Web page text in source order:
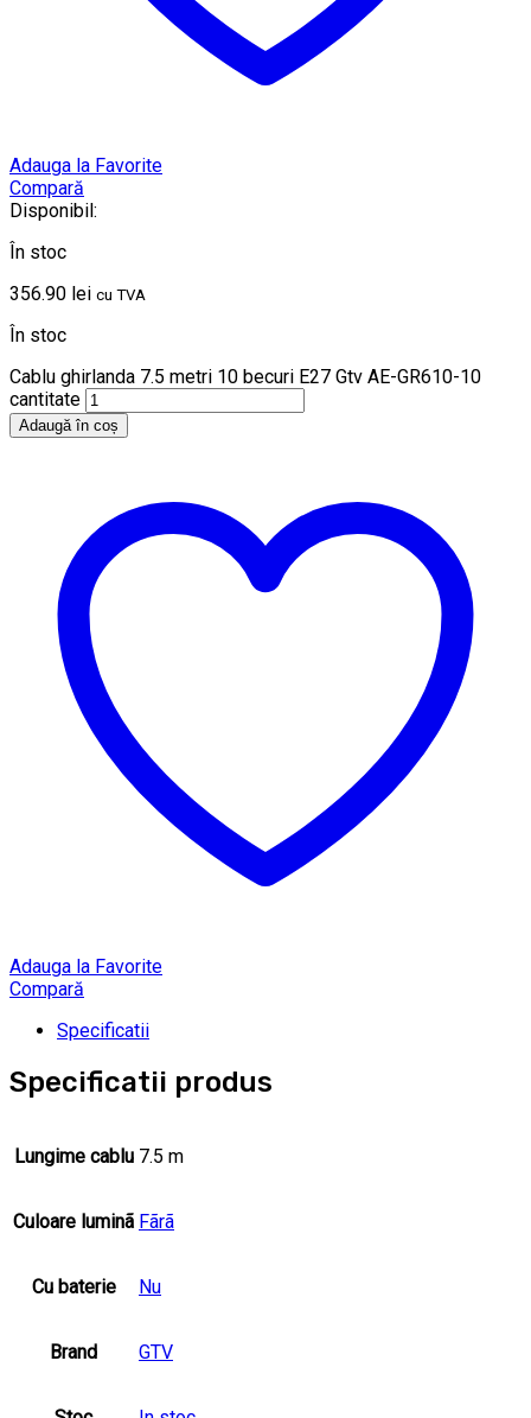
Adauga la Favorite
Compară
Disponibil:
În stoc
356.90 lei cu TVA
În stoc
Cablu ghirlanda 7.5 metri 10 becuri E27 Gtv AE-GR610-10
cantitate
Adaugă în coș
Adauga la Favorite
Compară
Specificatii
Specificatii produs
Lungime cablu 7.5 m
Culoare luminã Fãrã
Cu baterie Nu
Brand GTV